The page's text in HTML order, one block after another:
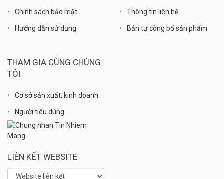
Chính sách bảo mật
Hướng dẫn sử dụng
Thông tin liên hệ
Bản tự công bố sản phẩm
THAM GIA CÙNG CHÚNG
TÔI
Cơ sở sản xuất, kinh doanh
Người tiêu dùng
LIÊN KẾT WEBSITE